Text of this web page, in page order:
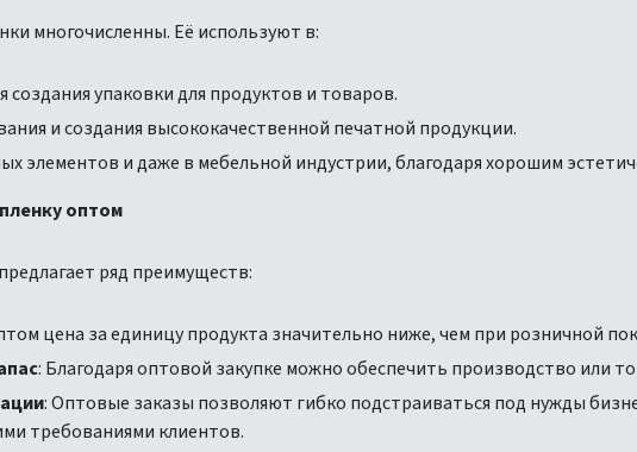
многочисленны. Её используют в:
создания упаковки для продуктов и товаров.
и создания высококачественной печатной продукции.
элементов и даже в мебельной индустрии, благодаря хорошим
оптом
ряд преимуществ:
цена за единицу продукта значительно ниже, чем при розничной
: Благодаря оптовой закупке можно обеспечить производство или
: Оптовые заказы позволяют гибко подстраиваться под нужды
требованиями клиентов.